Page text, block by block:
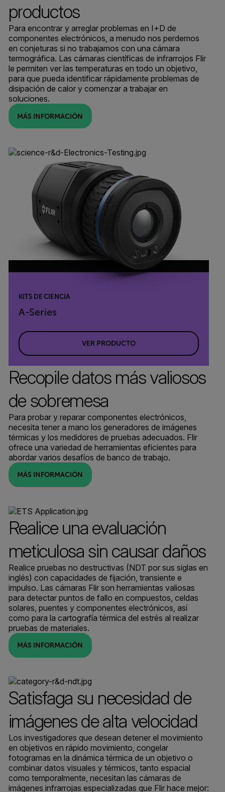
productos
Para encontrar y arreglar problemas en I+D de
componentes electrónicos, a menudo nos perdemos
en conjeturas si no trabajamos con una cámara
termográfica. Las cámaras científicas de infrarrojos Flir
le permiten ver las temperaturas en todo un objetivo,
para que pueda identificar rápidamente problemas de
disipación de calor y comenzar a trabajar en
soluciones.
MÁS INFORMACIÓN
KITS DE CIENCIA
A-Series
VER PRODUCTO
Recopile datos más valiosos
de sobremesa
Para probar y reparar componentes electrónicos,
necesita tener a mano los generadores de imágenes
térmicas y los medidores de pruebas adecuados. Flir
ofrece una variedad de herramientas eficientes para
abordar varios desafíos de banco de trabajo.
MÁS INFORMACIÓN
Realice una evaluación
meticulosa sin causar daños
Realice pruebas no destructivas (NDT por sus siglas en
inglés) con capacidades de fijación, transiente e
impulso. Las cámaras Flir son herramientas valiosas
para detectar puntos de fallo en compuestos, celdas
solares, puentes y componentes electrónicos, así
como para la cartografía térmica del estrés al realizar
pruebas de materiales.
MÁS INFORMACIÓN
Satisfaga su necesidad de
imágenes de alta velocidad
Los investigadores que desean detener el movimiento
en objetivos en rápido movimiento, congelar
fotogramas en la dinámica térmica de un objetivo o
combinar datos visuales y térmicos, tanto espacial
como temporalmente, necesitan las cámaras de
imágenes infrarrojas especializadas que Flir hace mejor: